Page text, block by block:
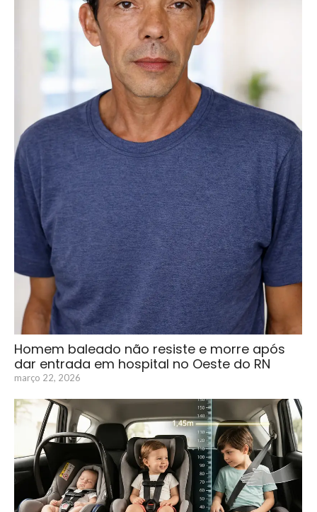
Homem baleado não resiste e morre após
dar entrada em hospital no Oeste do RN
março 22, 2026